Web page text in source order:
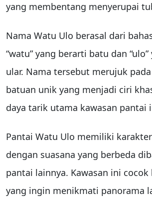
yang membentang menyerupai
Nama Watu Ulo berasal dari
“watu” yang berarti batu dan
ular. Nama tersebut merujuk
batuan unik yang menjadi ciri
daya tarik utama kawasan pantai
Pantai Watu Ulo memiliki
dengan suasana yang berbeda
pantai lainnya. Kawasan ini
yang ingin menikmati panorama